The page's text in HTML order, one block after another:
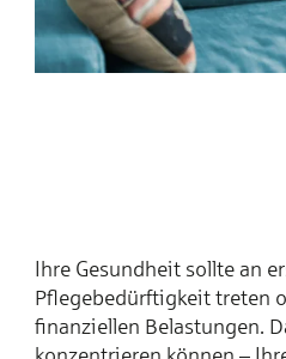
Ihre Gesundheit sollte an
Pflegebedürftigkeit treten
finanziellen Belastungen.